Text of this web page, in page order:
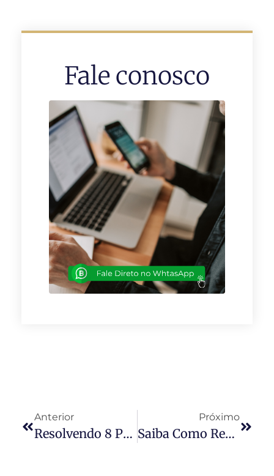
Fale conosco
Anterior
Resolvendo 8 Problemas De Perturbações Dentro De Condomínios
Próximo
Saiba Como Resolver Impasses Com Imobiliárias